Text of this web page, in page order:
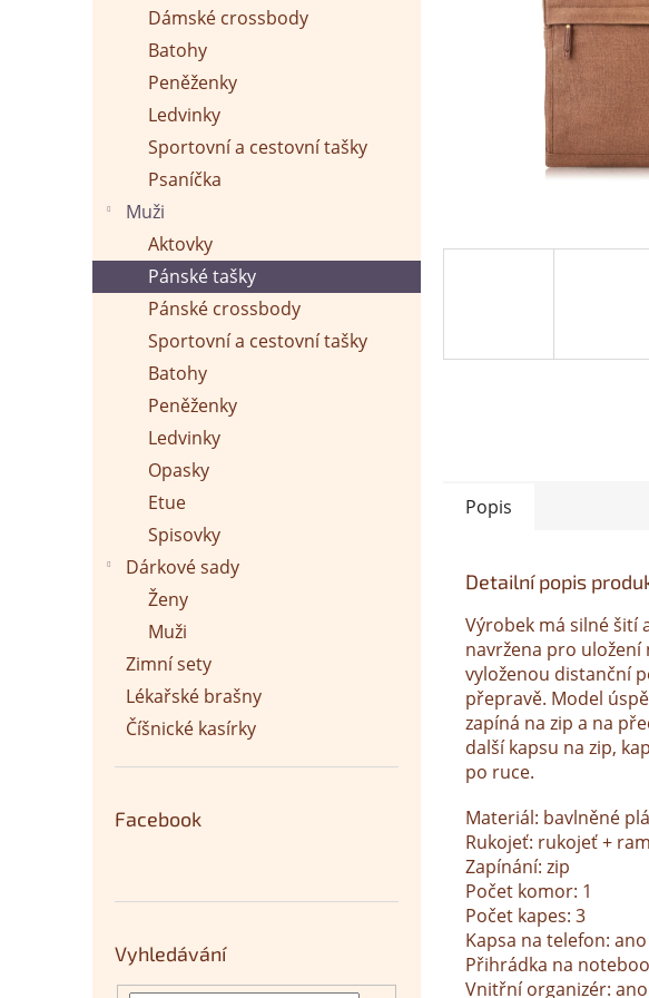
Dámské crossbody
Batohy
Peněženky
Ledvinky
Sportovní a cestovní tašky
Psaníčka
Muži
Aktovky
Pánské tašky
Pánské crossbody
Sportovní a cestovní tašky
Batohy
Peněženky
Ledvinky
Opasky
Etue
Spisovky
Dárkové sady
Ženy
Muži
Zimní sety
Lékařské brašny
Číšnické kasírky
Facebook
Vyhledávání
Popis
Detailní popis
Výrobek má silné šití
navržena pro uložení
vyloženou distanční
přepravě. Model
zapíná na zip a na
další kapsu na zip,
po ruce.
Materiál: bavlněné
Rukojeť: rukojeť +
Zapínání: zip
Počet komor: 1
Počet kapes: 3
Kapsa na telefon: ano
Přihrádka na
Vnitřní organizér: ano